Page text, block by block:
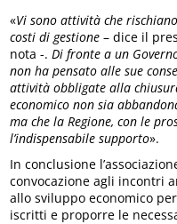
«Vi sono attività che
costi di gestione – dice il
nota -.Di fronte a un
non ha pensato alle sue
attività obbligate alla
economico non sia
ma che la Regione, con le
l’indispensabile supporto».
In conclusione
convocazione agli incontri
allo sviluppo economico
iscritti e proporre le